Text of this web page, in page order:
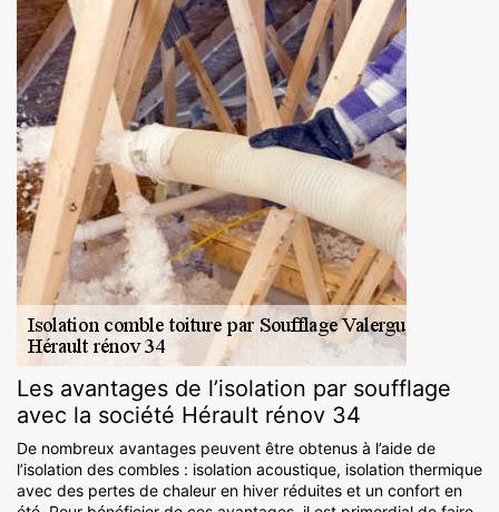
Les avantages de l’isolation par soufflage
avec la société Hérault rénov 34
De nombreux avantages peuvent être obtenus à l’aide de
l’isolation des combles : isolation acoustique, isolation thermique
avec des pertes de chaleur en hiver réduites et un confort en